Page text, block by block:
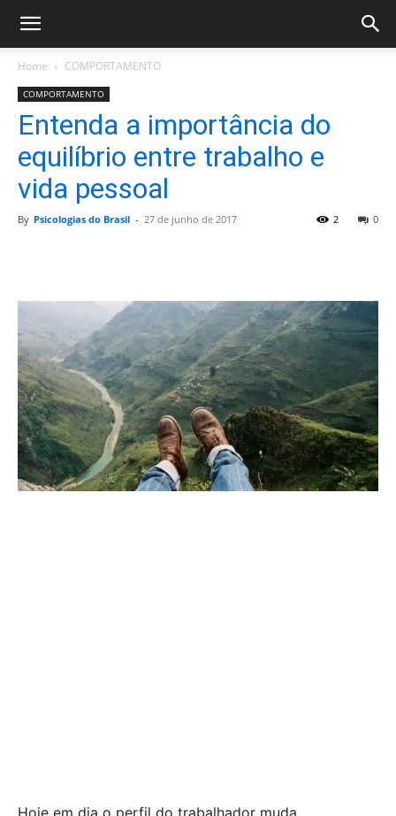
Home COMPORTAMENTO
COMPORTAMENTO
Entenda a importância do
equilíbrio entre trabalho e
vida pessoal
By Psicologias do Brasil - 27 de junho de 2017 0
2